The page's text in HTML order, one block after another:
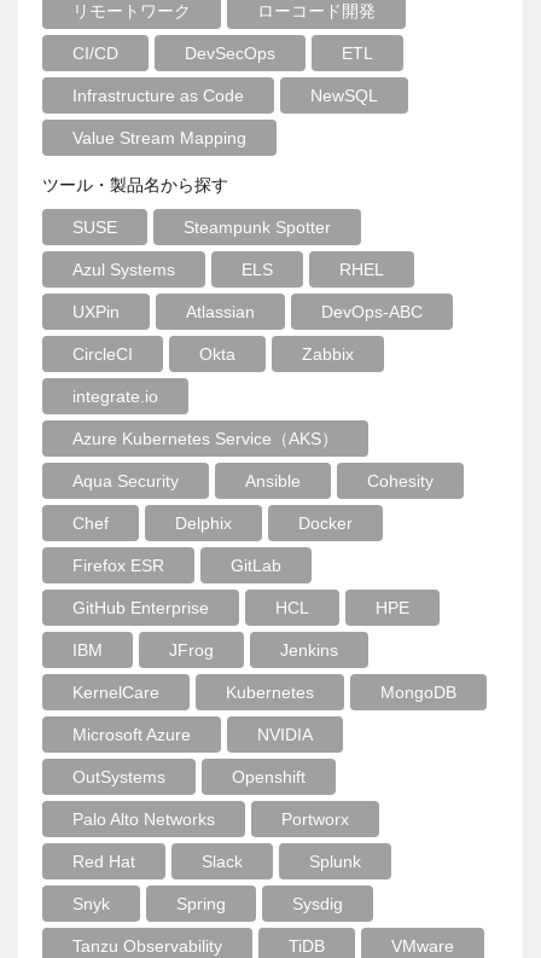
リモートワーク ローコード開発
CI/CD DevSecOps ETL
Infrastructure as Code NewSQL
Value Stream Mapping
ツール・製品名から探す
SUSE Steampunk Spotter
Azul Systems ELS RHEL
UXPin Atlassian DevOps-ABC
CircleCI Okta Zabbix
integrate.io
Azure Kubernetes Service（AKS）
Aqua Security Ansible Cohesity
Chef Delphix Docker
Firefox ESR GitLab
GitHub Enterprise HCL HPE
IBM JFrog Jenkins
KernelCare Kubernetes MongoDB
Microsoft Azure NVIDIA
OutSystems Openshift
Palo Alto Networks Portworx
Red Hat Slack Splunk
Snyk Spring Sysdig
Tanzu Observability TiDB VMware